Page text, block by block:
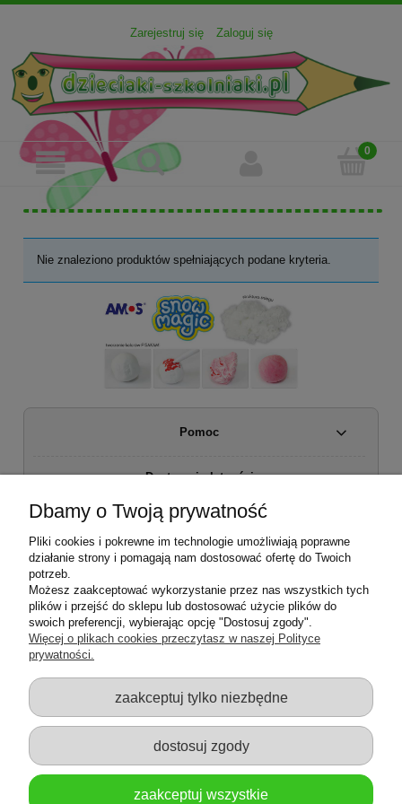
Zarejestruj się Zaloguj się
Nie znaleziono produktów spełniających podane kryteria.
Pomoc
Dostawa i płatności
Moje konto
Regulamin sklepu
Zwroty i reklamacje
Dbamy o Twoją prywatność
Pliki cookies i pokrewne im technologie umożliwiają poprawne
działanie strony i pomagają nam dostosować ofertę do Twoich
potrzeb.
Możesz zaakceptować wykorzystanie przez nas wszystkich tych
plików i przejść do sklepu lub dostosować użycie plików do
swoich preferencji, wybierając opcję "Dostosuj zgody".
Więcej o plikach cookies przeczytasz w naszej Polityce
prywatności.
zaakceptuj tylko niezbędne
dostosuj zgody
zaakceptuj wszystkie